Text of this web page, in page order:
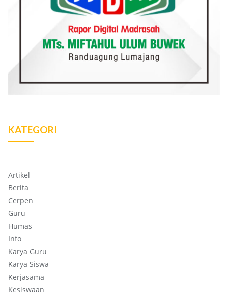
KATEGORI
Artikel
Berita
Cerpen
Guru
Humas
Info
Karya Guru
Karya Siswa
Kerjasama
Kesiswaan